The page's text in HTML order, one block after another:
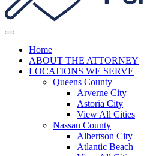
Home
ABOUT THE ATTORNEY
LOCATIONS WE SERVE
Queens County
Arverne City
Astoria City
View All Cities
Nassau County
Albertson City
Atlantic Beach